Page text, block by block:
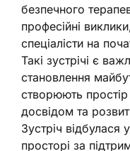
безпечного
професійні
спеціалісти на
Такі зустрічі є
становлення
створюють
досвідом та
Зустріч
просторі за